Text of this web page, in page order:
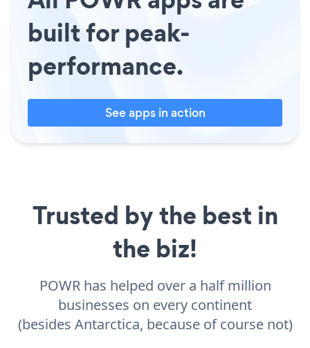
built for peak-
performance.
See apps in action
Trusted by the best in
the biz!
POWR has helped over a half million
businesses on every continent
(besides Antarctica, because of course not)